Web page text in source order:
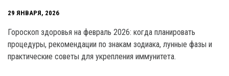
29 ЯНВАРЯ, 2026
Гороскоп здоровья на февраль 2026: когда планировать
процедуры, рекомендации по знакам зодиака, лунные фазы и
практические советы для укрепления иммунитета.